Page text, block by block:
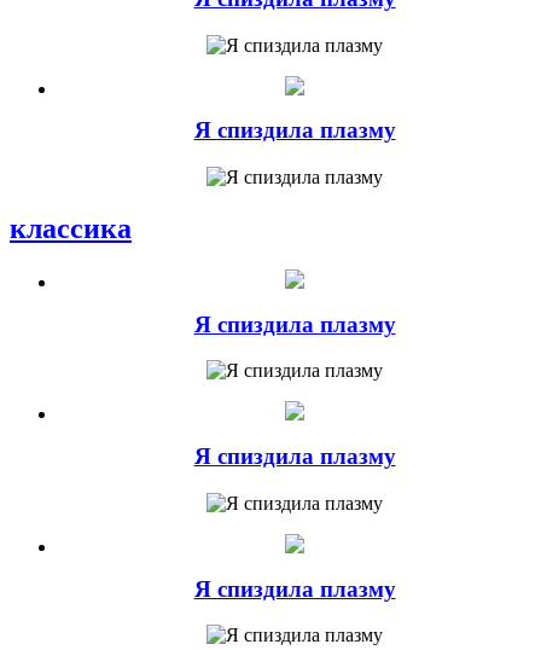
Я спиздила плазму
классика
Я спиздила плазму
Я спиздила плазму
Я спиздила плазму